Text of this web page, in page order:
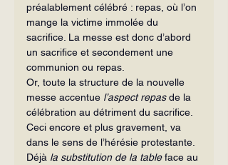
préalablement célébré : repas, où l’on
mange la victime immolée du
sacrifice. La messe est donc d’abord
un sacrifice et secondement une
communion ou repas.
Or, toute la structure de la nouvelle
messe accentue l’aspect repas de la
célébration au détriment du sacrifice.
Ceci encore et plus gravement, va
dans le sens de l’hérésie protestante.
Déjà la substitution de la table face au